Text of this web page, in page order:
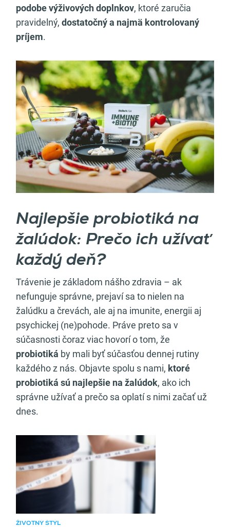
podobe výživových doplnkov, ktoré zaručia
pravidelný, dostatočný a najmä kontrolovaný
príjem.
Najlepšie probiotiká na
žalúdok: Prečo ich užívať
každý deň?
Trávenie je základom nášho zdravia – ak
nefunguje správne, prejaví sa to nielen na
žalúdku a črevách, ale aj na imunite, energii aj
psychickej (ne)pohode. Práve preto sa v
súčasnosti čoraz viac hovorí o tom, že
probiotiká by mali byť súčasťou dennej rutiny
každého z nás. Objavte spolu s nami, ktoré
probiotiká sú najlepšie na žalúdok, ako ich
správne užívať a prečo sa oplatí s nimi začať už
dnes.
Odporúčaný článok
ŽIVOTNÝ ŠTÝL